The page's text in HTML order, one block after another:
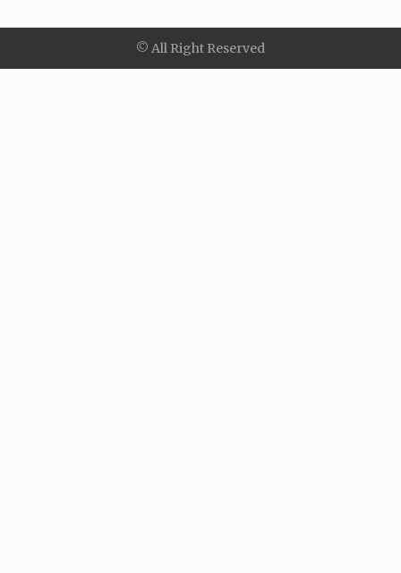
© All Right Reserved